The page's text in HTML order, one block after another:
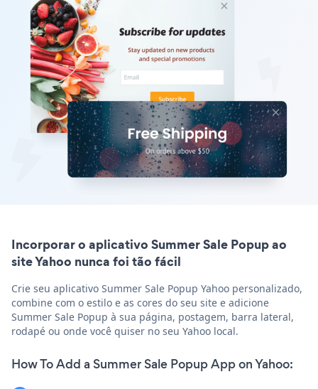
Incorporar o aplicativo Summer Sale Popup ao
site Yahoo nunca foi tão fácil
Crie seu aplicativo Summer Sale Popup Yahoo personalizado,
combine com o estilo e as cores do seu site e adicione
Summer Sale Popup à sua página, postagem, barra lateral,
rodapé ou onde você quiser no seu Yahoo local.
How To Add a Summer Sale Popup App on Yahoo: